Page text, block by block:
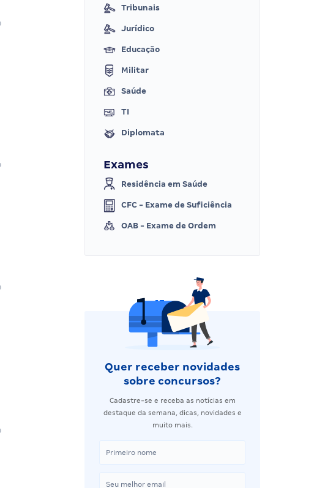
Tribunais
Jurídico
Educação
Militar
Saúde
TI
Diplomata
Exames
Residência em Saúde
CFC - Exame de Suficiência
OAB - Exame de Ordem
Quer receber novidades
sobre concursos?
Cadastre-se e receba as notícias em
destaque da semana, dicas, novidades e
muito mais.